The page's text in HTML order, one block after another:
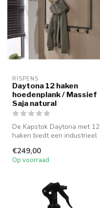
RISPENS
Daytona 12 haken
hoedenplank / Massief
Saja natural
De Kapstok Daytona met 12
haken biedt een industrieel
€249,00
Op voorraad